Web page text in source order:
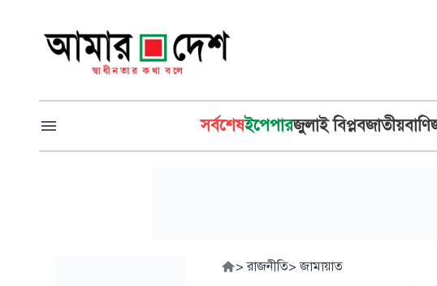
সর্বশেষইপেপারজুলাই বিপ্লবজাতীয়
> রাজনীতি> জামায়াত